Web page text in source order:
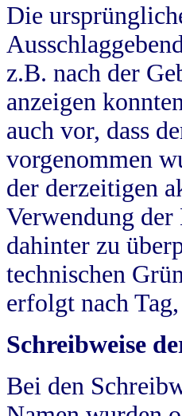
Die
z.B. nach der
anzeigen
auch vor, dass
vorgenommen
der derzeitigen
Verwendung
dahinter zu
technischen
erfolgt nach
Schreibweise
Bei den